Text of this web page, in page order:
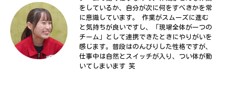
をしているか、自分が次に何をすべきかを常
に意識しています。 作業がスムーズに進む
と気持ちが良いですし、「現場全体が一つの
チーム」として連携できたときにやりがいを
感じます。普段はのんびりした性格ですが、
仕事中は自然とスイッチが入り、つい体が動
いてしまいます 笑